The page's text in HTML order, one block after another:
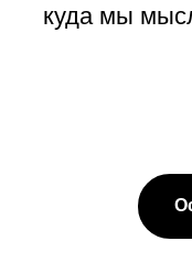
куда мы